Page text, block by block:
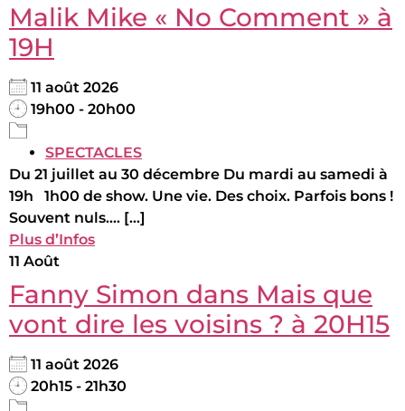
Malik Mike « No Comment » à
19H
11 août 2026
19h00 - 20h00
SPECTACLES
Du 21 juillet au 30 décembre Du mardi au samedi à
19h 1h00 de show. Une vie. Des choix. Parfois bons !
Souvent nuls.... [...]
Plus d’Infos
11 Août
Fanny Simon dans Mais que
vont dire les voisins ? à 20H15
11 août 2026
20h15 - 21h30